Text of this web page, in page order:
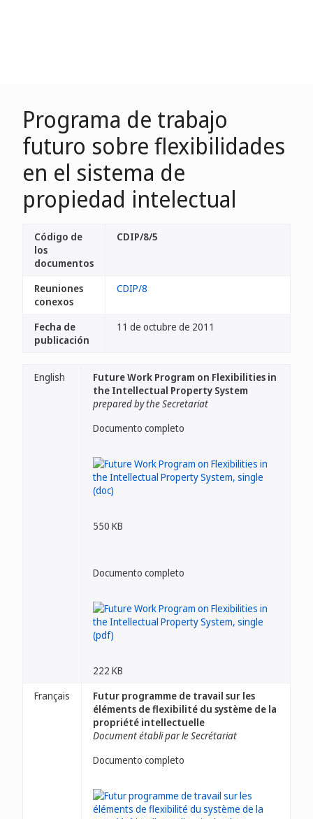
Programa de trabajo
futuro sobre flexibilidades
en el sistema de
propiedad intelectual
Código de
los
documentos
CDIP/8/5
Reuniones
conexos
CDIP/8
Fecha de
publicación
11 de octubre de 2011
English
Future Work Program on Flexibilities in
the Intellectual Property System
prepared by the Secretariat
Documento completo
550 KB
Documento completo
222 KB
Français
Futur programme de travail sur les
éléments de flexibilité du système de la
propriété intellectuelle
Document établi par le Secrétariat
Documento completo